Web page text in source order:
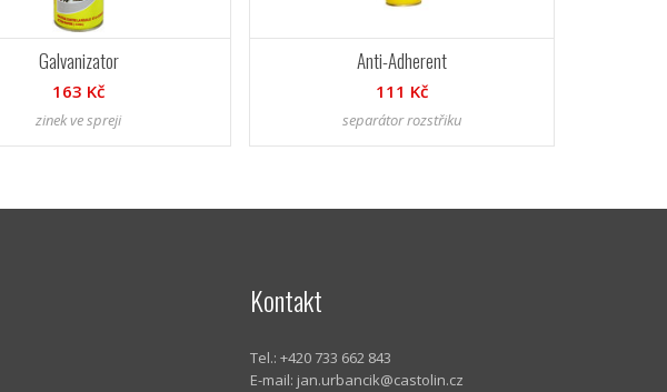
Galvanizator
163 Kč
zinek ve spreji
Anti-Adherent
111 Kč
separátor rozstřiku
Kontakt
Tel.: +420 733 662 843
E-mail: jan.urbancik@castolin.cz